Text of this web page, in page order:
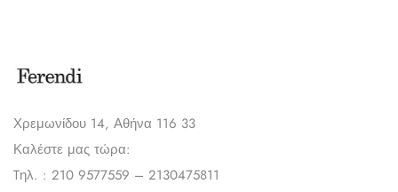
Χρεμωνίδου 14, Αθήνα 116 33
Καλέστε μας τώρα:
Tηλ. : 210 9577559 – 2130475811